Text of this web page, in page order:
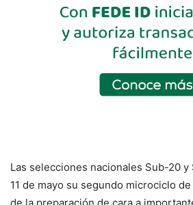
Las selecciones nacionales Sub-20
11 de mayo su segundo microciclo